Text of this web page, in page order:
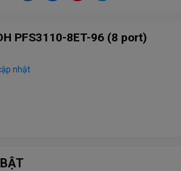
PFS3110-8ET-96 (8 port)
nhật